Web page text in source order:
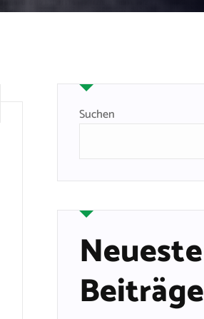
Suchen
Neueste
Beiträge